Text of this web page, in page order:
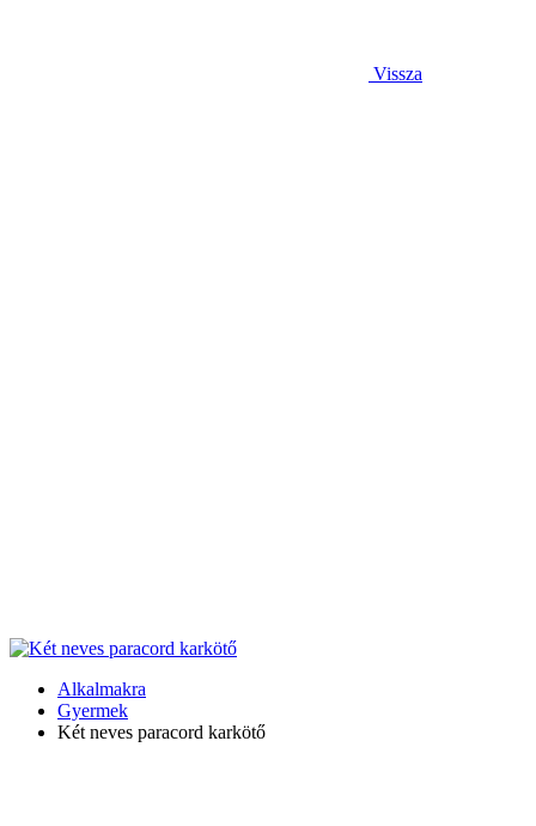
Vissza
Alkalmakra
Gyermek
Két neves paracord karkötő